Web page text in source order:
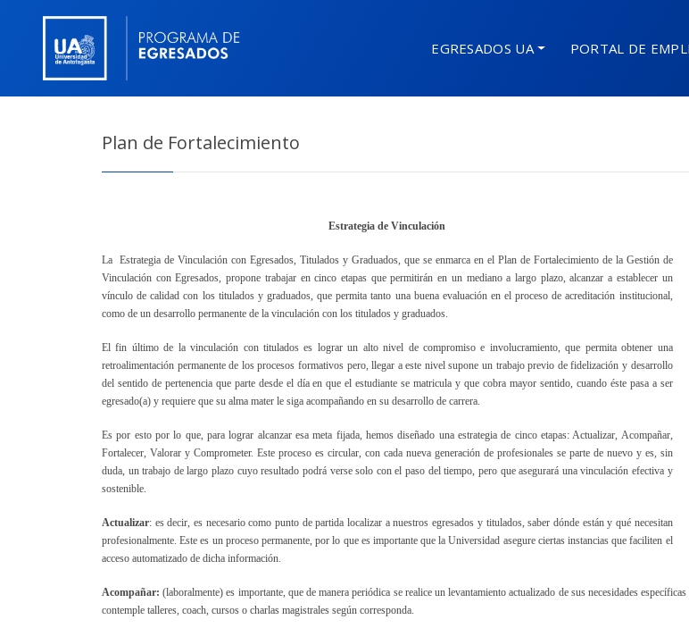
EGRESADOS UA PORTAL DE
Plan de Fortalecimiento
Estrategia de Vinculación
La Estrategia de Vinculación con Egresados, Titulados y Graduados, que se enmarca en el Plan de Fortalecimiento de la Gestión de
Vinculación con Egresados,propone trabajar en cinco etapas que permitirán en un mediano a largo plazo, alcanzar a establecer un
vínculo de calidad con los titulados y graduados, que permita tanto una buena evaluación en el proceso de acreditación institucional,
como de un desarrollo permanente de la vinculación con los titulados y graduados.
El fin último de la vinculación con titulados es lograr un alto nivel de compromiso e involucramiento, que permita obtener una
retroalimentación permanente de los procesos formativos pero, llegar a este nivel supone un trabajo previo de fidelización y desarrollo
del sentido de pertenencia que parte desde el día en que el estudiante se matricula y que cobra mayor sentido, cuando éste pasa a ser
egresado(a) y requiere que su alma mater le siga acompañando en su desarrollo de carrera.
Es por esto por lo que, para lograr alcanzar esa meta fijada, hemos diseñado una estrategia de cinco etapas: Actualizar, Acompañar,
Fortalecer, Valorar y Comprometer. Este proceso es circular, con cada nueva generación de profesionales se parte de nuevo y es, sin
duda, un trabajo de largo plazo cuyo resultado podrá verse solo con el paso del tiempo, pero que asegurará una vinculación efectiva y
sostenible.
Actualizar: es decir, es necesario como punto de partida localizar a nuestros egresados y titulados, saber dónde están y qué necesitan
profesionalmente. Este es un proceso permanente, por lo que es importante que la Universidad asegure ciertas instancias que faciliten el
acceso automatizado de dicha información.
Acompañar: (laboralmente) es importante, que de manera periódica se realice un levantamiento actualizado de sus necesidades
contemple talleres, coach, cursos o charlas magistrales según corresponda.